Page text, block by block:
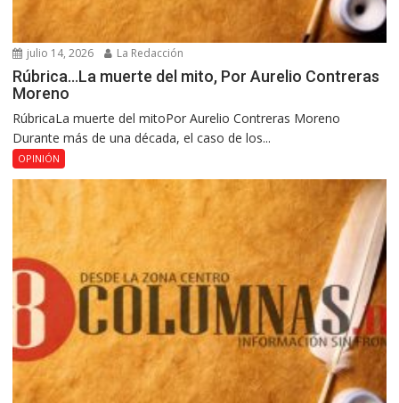
julio 14, 2026 La Redacción
Rúbrica…La muerte del mito, Por Aurelio Contreras
Moreno
RúbricaLa muerte del mitoPor Aurelio Contreras Moreno
Durante más de una década, el caso de los...
OPINIÓN